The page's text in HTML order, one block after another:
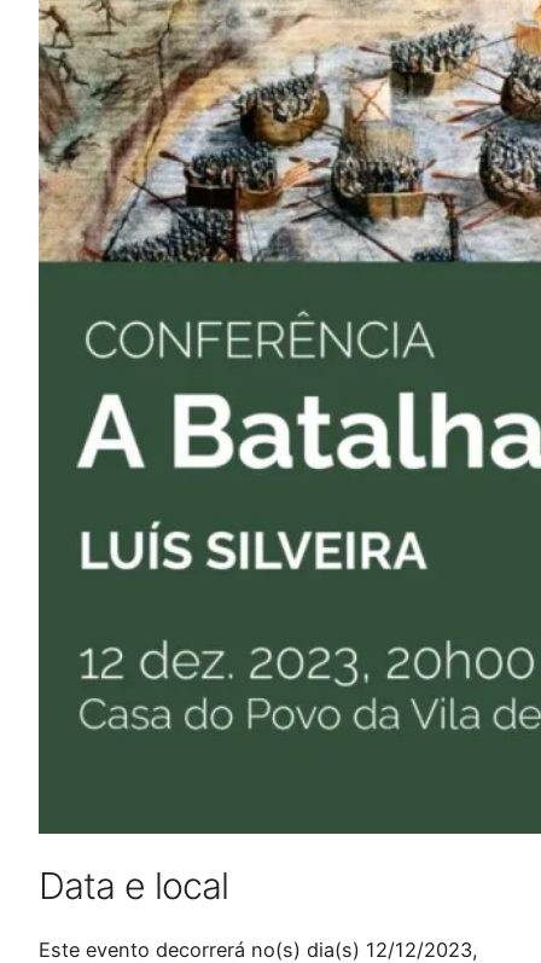
Data e local
Este evento decorrerá no(s) dia(s) 12/12/2023,